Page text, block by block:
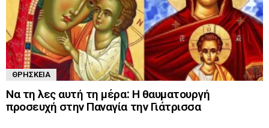
ΘΡΗΣΚΕΊΑ
Να τη λες αυτή τη μέρα: Η θαυματουργή
προσευχή στην Παναγία την Γιάτρισσα